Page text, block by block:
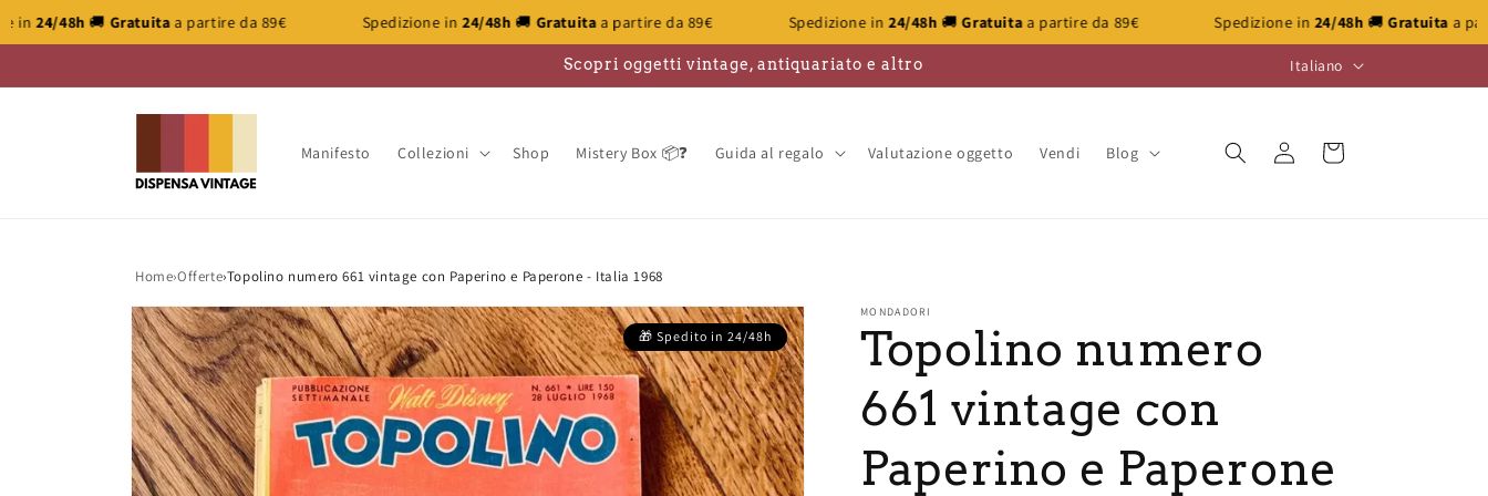
da 89€ Spedizione in24/48h Gratuitaa partire da 89€ Spedizione in24/48h Gratuitaa partire da 89€ Spedizione in24/48h Gratuitaa partire da 89€
direttamente
ai contenuti
Scopri oggetti vintage, antiquariato e altro
L
i
g
Italiano
Manifesto Collezioni Shop Mistery Box 📦❓ Guida al regalo Valutazione oggetto Vendi Blog Accedi Carrello
Home›Offerte›Topolino numero 661 vintage con Paperino e Paperone - Italia 1968
Passa alle
informazioni
sul prodotto
MONDADORI
Topolino numero
661 vintage con
Paperino e Paperone